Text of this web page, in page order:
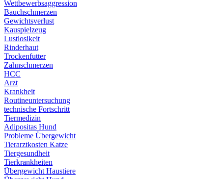
Wettbewerbsaggression
Bauchschmerzen
Gewichtsverlust
Kauspielzeug
Lustlosikeit
Rinderhaut
Trockenfutter
Zahnschmerzen
HCC
Arzt
Krankheit
Routineuntersuchung
technische Fortschritt
Tiermedizin
Adipositas Hund
Probleme Übergewicht
Tierarztkosten Katze
Tiergesundheit
Tierkrankheiten
Übergewicht Haustiere